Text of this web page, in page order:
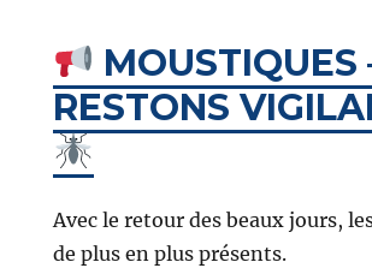
MOUSTIQUES
RESTONS
Avec le retour des beaux jours,
de plus en plus présents.